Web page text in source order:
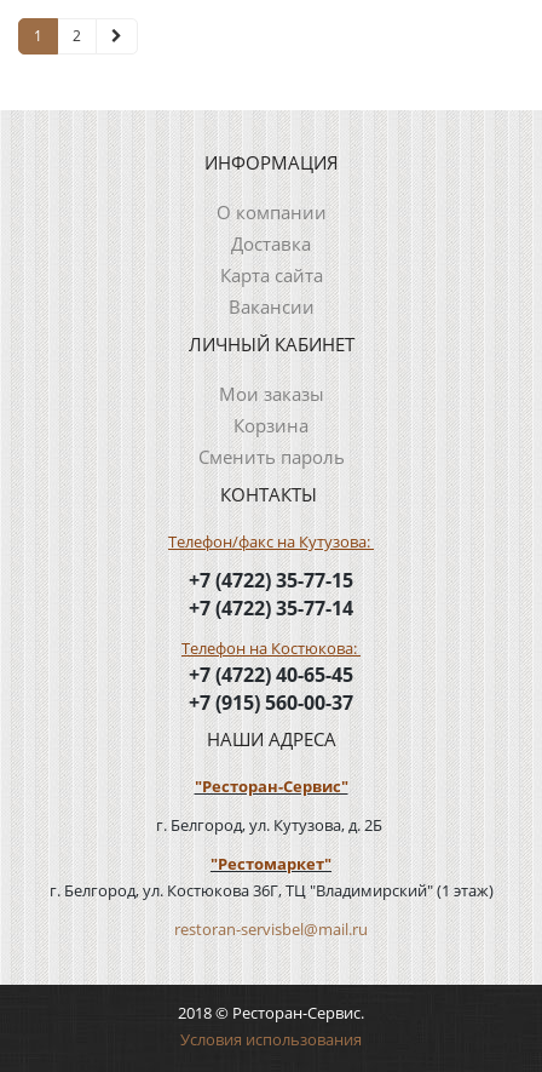
1 2
ИНФОРМАЦИЯ
О компании
Доставка
Карта сайта
Вакансии
ЛИЧНЫЙ КАБИНЕТ
Мои заказы
Корзина
Сменить пароль
КОНТАКТЫ
Телефон/факс на Кутузова:
+7 (4722) 35-77-15
+7 (4722) 35-77-14
Телефон на Костюкова:
+7 (4722) 40-65-45
+7 (915) 560-00-37
НАШИ АДРЕСА
"Ресторан-Сервис"
г. Белгород, ул. Кутузова, д. 2Б
"Рестомаркет"
г. Белгород, ул. Костюкова 36Г, ТЦ "Владимирский" (1 этаж)
restoran-servisbel@mail.ru
2018 © Ресторан-Сервис.
Условия использования